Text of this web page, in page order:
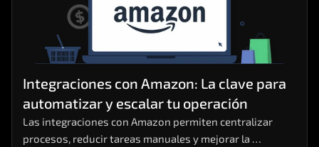
Integraciones con Amazon: La clave para
automatizar y escalar tu operación
Las integraciones con Amazon permiten centralizar
procesos, reducir tareas manuales y mejorar la